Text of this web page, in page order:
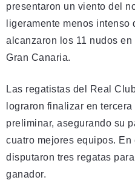
presentaron un viento del
ligeramente menos
alcanzaron los 11 nudos
Gran Canaria.
Las regatistas del Real
lograron finalizar en
preliminar, asegurando su
cuatro mejores equipos.
disputaron tres regatas
ganador.